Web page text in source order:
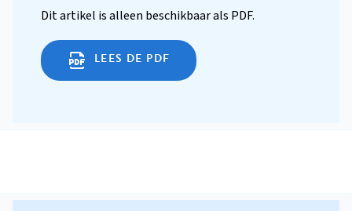
Dit artikel is alleen beschikbaar als PDF.
LEES DE PDF